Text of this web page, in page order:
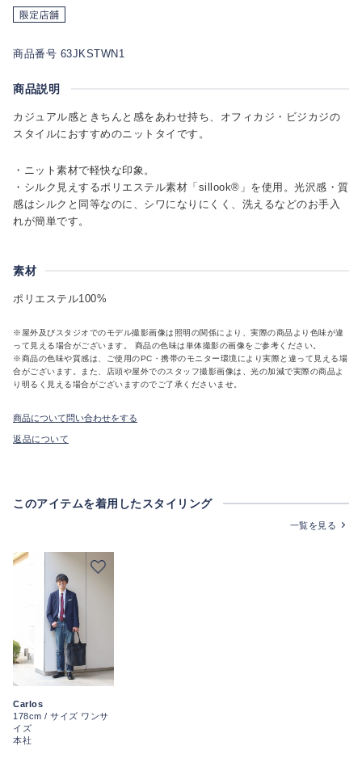
商品番号 63JKSTWN1
商品説明
カジュアル感ときちんと感をあわせ持ち、オフィカジ・ビジカジの
スタイルにおすすめのニットタイです。
・ニット素材で軽快な印象。
・シルク見えするポリエステル素材「sillook®」を使用。光沢感・質
感はシルクと同等なのに、シワになりにくく、洗えるなどのお手入
れが簡単です。
素材
ポリエステル100%
※屋外及びスタジオでのモデル撮影画像は照明の関係により、実際の商品より色味が違
って見える場合がございます。 商品の色味は単体撮影の画像をご参考ください。
※商品の色味や質感は、ご使用のPC・携帯のモニター環境により実際と違って見える場
合がございます。また、店頭や屋外でのスタッフ撮影画像は、光の加減で実際の商品よ
り明るく見える場合がございますのでご了承くださいませ。
商品について問い合わせをする
返品について
このアイテムを着用したスタイリング
一覧を見る
Carlos
178cm / サイズ ワンサ
イズ
本社